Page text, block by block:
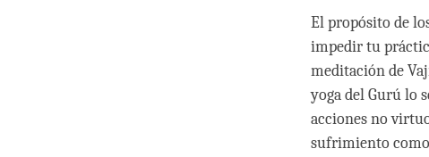
El propósito de
impedir tu
meditación de
yoga del Gurú lo
acciones no
sufrimiento